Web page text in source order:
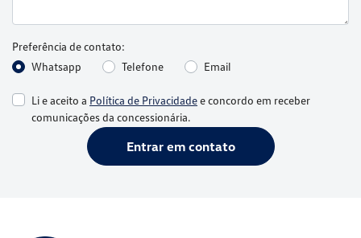
Preferência de contato:
Whatsapp
Telefone Email
Li e aceito a Política de Privacidadee concordo em receber
comunicações da concessionária.
Entrar em contato